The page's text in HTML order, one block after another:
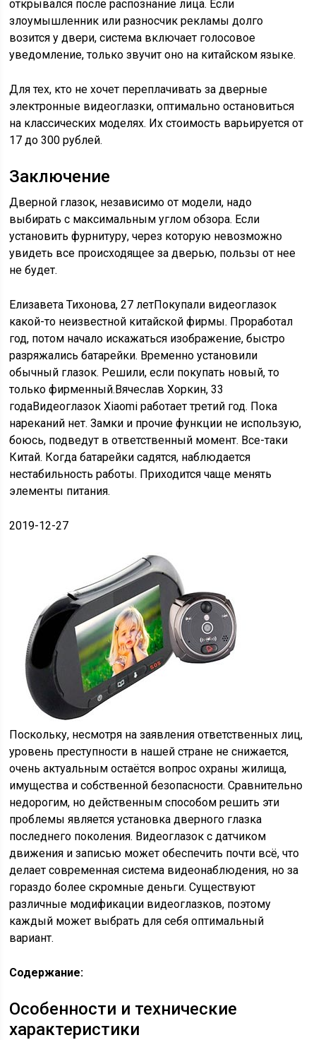
открывался после распознание лица. Если
злоумышленник или разносчик рекламы долго
возится у двери, система включает голосовое
уведомление, только звучит оно на китайском языке.
Для тех, кто не хочет переплачивать за дверные
электронные видеоглазки, оптимально остановиться
на классических моделях. Их стоимость варьируется от
17 до 300 рублей.
Заключение
Дверной глазок, независимо от модели, надо
выбирать с максимальным углом обзора. Если
установить фурнитуру, через которую невозможно
увидеть все происходящее за дверью, пользы от нее
не будет.
Елизавета Тихонова, 27 летПокупали видеоглазок
какой-то неизвестной китайской фирмы. Проработал
год, потом начало искажаться изображение, быстро
разряжались батарейки. Временно установили
обычный глазок. Решили, если покупать новый, то
только фирменный.Вячеслав Хоркин, 33
годаВидеоглазок Xiaomi работает третий год. Пока
нареканий нет. Замки и прочие функции не использую,
боюсь, подведут в ответственный момент. Все-таки
Китай. Когда батарейки садятся, наблюдается
нестабильность работы. Приходится чаще менять
элементы питания.
2019-12-27
Поскольку, несмотря на заявления ответственных лиц,
уровень преступности в нашей стране не снижается,
очень актуальным остаётся вопрос охраны жилища,
имущества и собственной безопасности. Сравнительно
недорогим, но действенным способом решить эти
проблемы является установка дверного глазка
последнего поколения. Видеоглазок с датчиком
движения и записью может обеспечить почти всё, что
делает современная система видеонаблюдения, но за
гораздо более скромные деньги. Существуют
различные модификации видеоглазков, поэтому
каждый может выбрать для себя оптимальный
вариант.
Содержание:
Особенности и технические
характеристики